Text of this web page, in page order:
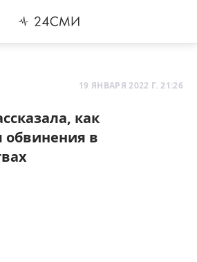
19 ЯНВАРЯ 2022 Г. 21:26
как
обвинения в